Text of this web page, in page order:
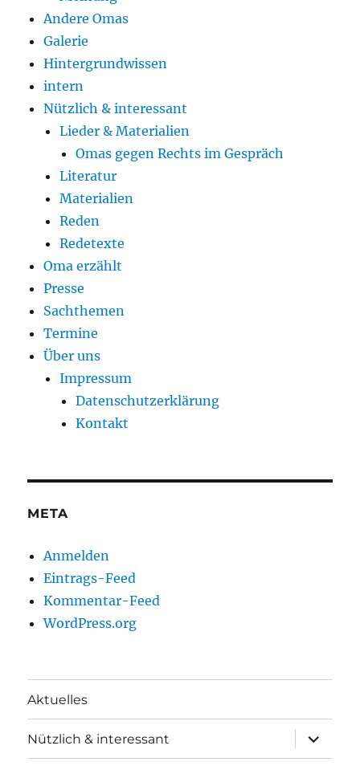
Andere Omas
Galerie
Hintergrundwissen
intern
Nützlich & interessant
Lieder & Materialien
Omas gegen Rechts im Gespräch
Literatur
Materialien
Reden
Redetexte
Oma erzählt
Presse
Sachthemen
Termine
Über uns
Impressum
Datenschutzerklärung
Kontakt
META
Anmelden
Eintrags-Feed
Kommentar-Feed
WordPress.org
Aktuelles
Nützlich & interessant
anzeigen